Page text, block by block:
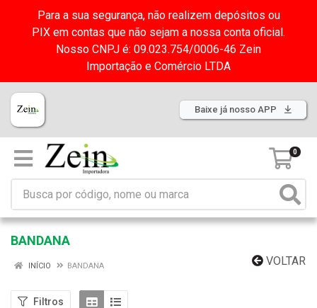
Para a sua segurança, não realizem depósitos ou
PIX em contas que não sejam a nossa conta oficial.
Nosso CNPJ é: 09.023.754/0006-46 Zein
Importação e Comércio LTDA
Baixe já nosso APP
0
BANDANA
VOLTAR
INÍCIO BANDANA
Filtros